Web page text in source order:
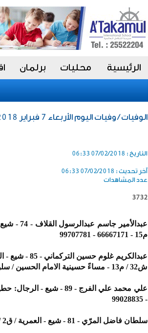
الرئيسية محليات برلمان
الوفيات / وفيات اليوم الأربعاء 7 فبراير 2018
التاريخ : 07/02/2018 06:33
آخر تحديث : 07/02/2018 06:33
عدد المشاهدات
3732
م15 - 66667171 - 99707781
ش32 / م13 - مساءً حسينية الامام الحسين / سلوى - 67670606 - 94448779
- 99028835
سلطان فاضل المرّي - 81 - شيع - العمرية / ق2 / ش1 / م17 - 94000797 - 99401007